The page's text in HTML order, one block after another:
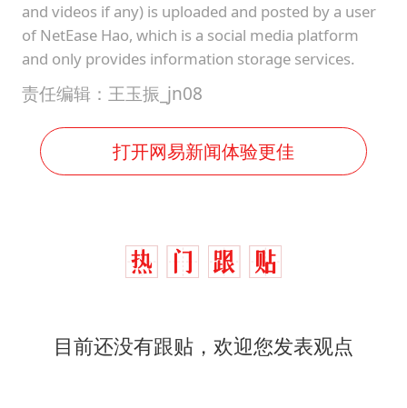
and videos if any) is uploaded and posted by a user
of NetEase Hao, which is a social media platform
and only provides information storage services.
责任编辑：王玉振_jn08
打开网易新闻体验更佳
目前还没有跟贴，欢迎您发表观点